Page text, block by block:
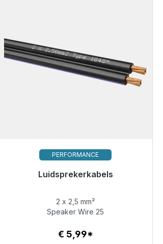
PERFORMANCE
Luidsprekerkabels
Binnenkort weer beschikbaar
€ 5,99
Details
2 x 2,5 mm²
Speaker Wire 25
€ 5,99*